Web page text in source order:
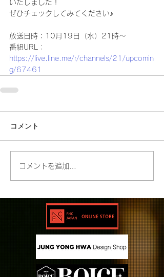
いたしました！
ぜひチェックしてみてください♪
放送日時：10月19日（水）21時～
番組URL：
https://live.line.me/r/channels/21/upcomin
g/67461
コメント
コメントを追加…